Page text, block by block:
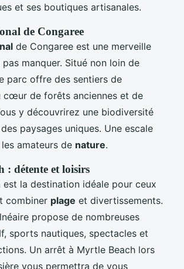
et ses boutiques artisanales.
de Congaree
de Congaree est une merveille
manquer. Situé non loin de
parc offre des sentiers de
cœur de forêts anciennes et de
y découvrirez une biodiversité
paysages uniques. Une escale
amateurs de nature.
: détente et loisirs
est la destination idéale pour ceux
combiner plage et divertissements.
propose de nombreuses
sports nautiques, spectacles et
Un arrêt à Myrtle Beach lors
vous permettra de vous